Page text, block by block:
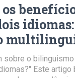
idiomas:
sobre o bilinguismo
Este artigo